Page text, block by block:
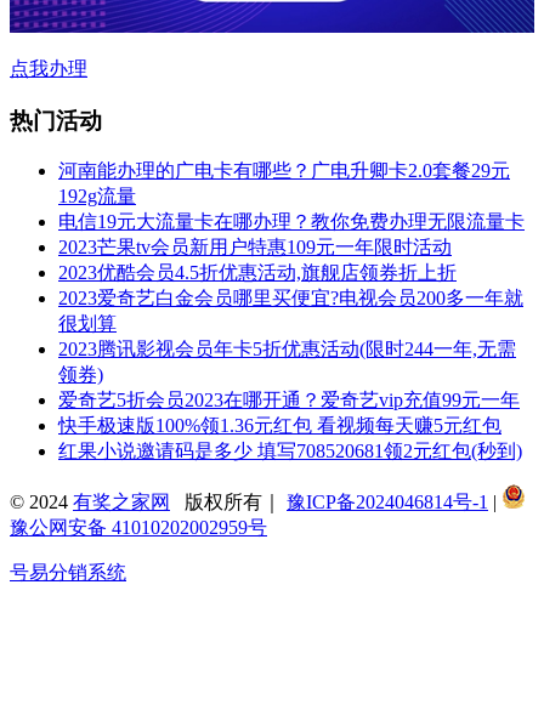
点我办理
热门活动
河南能办理的广电卡有哪些？广电升卿卡2.0套餐29元
192g流量
电信19元大流量卡在哪办理？教你免费办理无限流量卡
2023芒果tv会员新用户特惠109元一年限时活动
2023优酷会员4.5折优惠活动,旗舰店领券折上折
2023爱奇艺白金会员哪里买便宜?电视会员200多一年就
很划算
2023腾讯影视会员年卡5折优惠活动(限时244一年,无需
领券)
爱奇艺5折会员2023在哪开通？爱奇艺vip充值99元一年
快手极速版100%领1.36元红包 看视频每天赚5元红包
红果小说邀请码是多少 填写708520681领2元红包(秒到)
© 2024 有奖之家网 版权所有｜ 豫ICP备2024046814号-1 |
豫公网安备 41010202002959号
号易分销系统